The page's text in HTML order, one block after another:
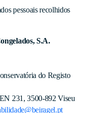
pessoais recolhidos
S.A.
do Registo
231, 3500-892 Viseu